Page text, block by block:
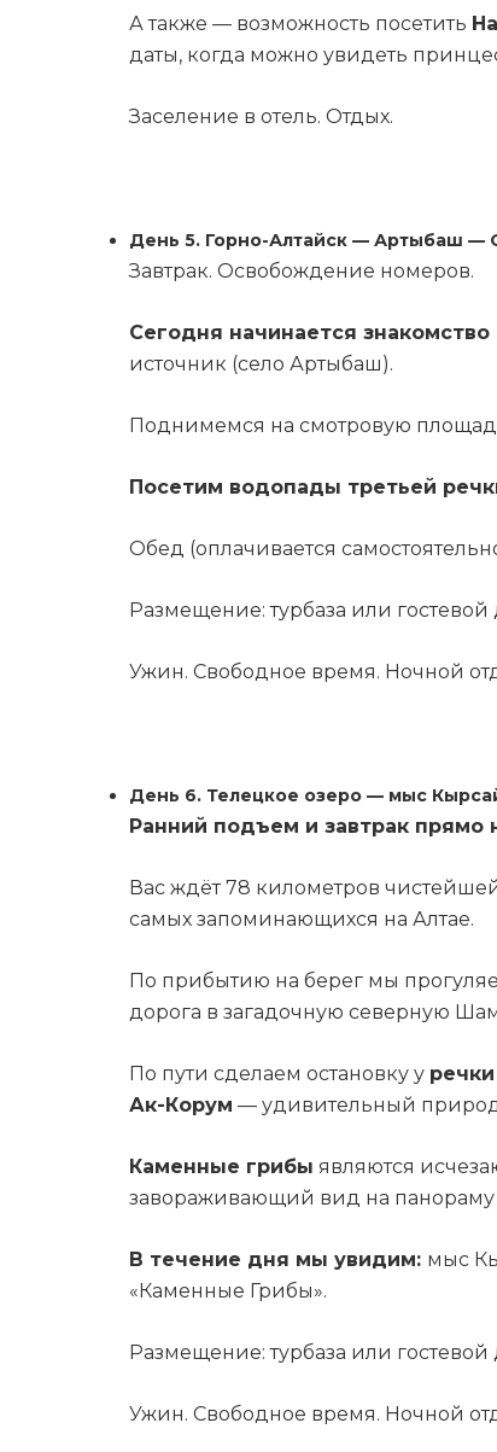
А также — возможность посетить
даты, когда можно увидеть
Заселение в отель. Отдых.
День 5. Горно-Алтайск — Артыбаш —
Завтрак. Освобождение номеров.
Сегодня начинается
источник (село Артыбаш).
Поднимемся на смотровую
Посетим водопады третьей
Обед (оплачивается
Размещение: турбаза или
Ужин. Свободное время. Ночной
День 6. Телецкое озеро — мыс
Ранний подъем и завтрак прямо
Вас ждёт 78 километров
самых запоминающихся на Алтае.
По прибытию на берег мы
дорога в загадочную северную
По пути сделаем остановку у
Ак-Корум — удивительный
Каменные грибы являются
завораживающий вид на
В течение дня мы увидим: мыс
«Каменные Грибы».
Размещение: турбаза или
Ужин. Свободное время. Ночной